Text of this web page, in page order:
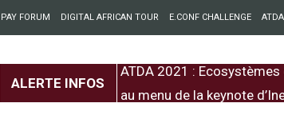
FORUM DIGITAL AFRICAN TOUR E.CONF CHALLENGE ATDA
ALERTE INFOS
l’Europe et
ATDA 2021 :
au menu de la keynote